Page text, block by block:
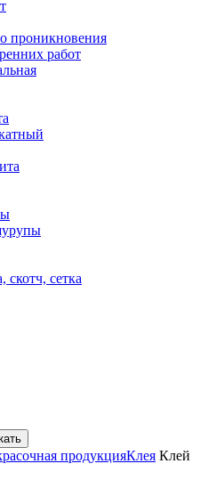
проникновения
работ
скотч, сетка
продукцияКлея Клей